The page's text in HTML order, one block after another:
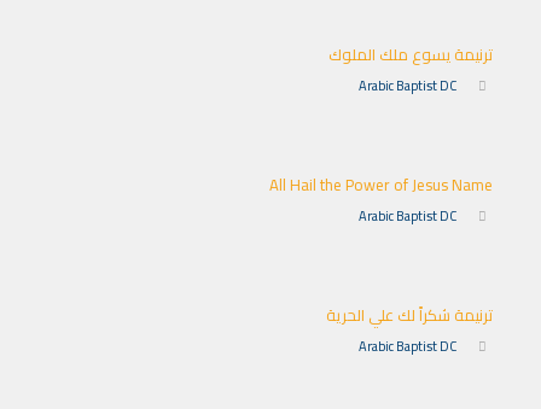
ترنيمة يسوع ملك الملوك
Arabic Baptist DC
All Hail the Power of Jesus Name
Arabic Baptist DC
ترنيمة شكراً لك علي الحرية
Arabic Baptist DC